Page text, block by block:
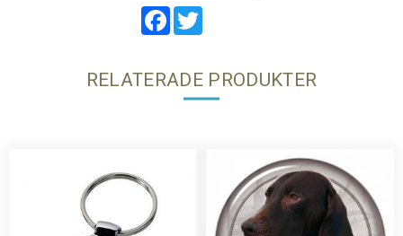
Facebook
RELATERADE PRODUKTER